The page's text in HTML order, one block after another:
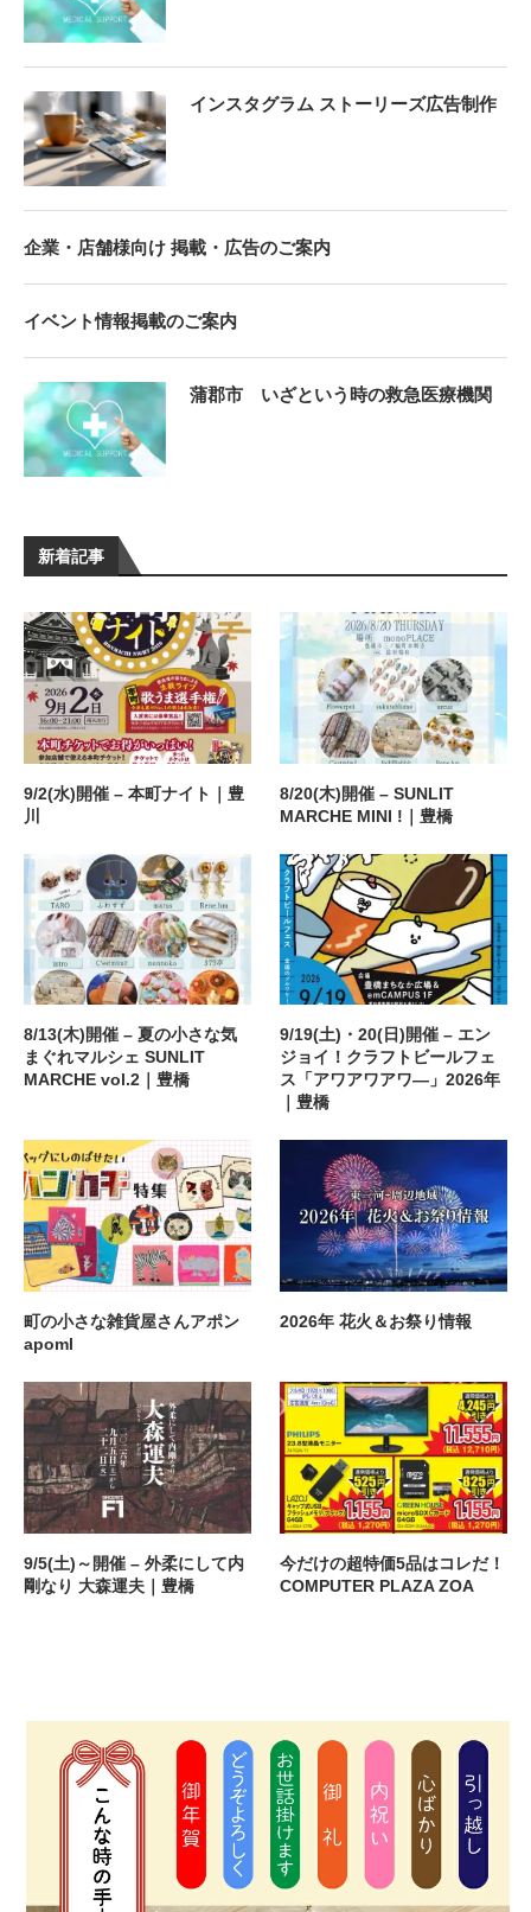
新着記事
9/2(水)開催 – 本町ナイト｜豊
川
8/20(木)開催 – SUNLIT
MARCHE MINI !｜豊橋
8/13(木)開催 – 夏の小さな気
まぐれマルシェ SUNLIT
MARCHE vol.2｜豊橋
9/19(土)・20(日)開催 – エン
ジョイ！クラフトビールフェ
ス「アワアワアワ―」2026年
｜豊橋
町の小さな雑貨屋さんアポン
apoml
2026年 花火＆お祭り情報
9/5(土)～開催 – 外柔にして内
剛なり 大森運夫｜豊橋
今だけの超特価5品はコレだ！
COMPUTER PLAZA ZOA
インスタグラム ストーリーズ広告制作
企業・店舗様向け 掲載・広告のご案内
イベント情報掲載のご案内
蒲郡市 いざという時の救急医療機関